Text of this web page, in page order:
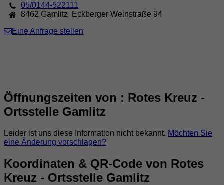
05/0144-522111
8462 Gamlitz, Eckberger Weinstraße 94
Eine Anfrage stellen
Öffnungszeiten von : Rotes Kreuz -
Ortsstelle Gamlitz
Leider ist uns diese Information nicht bekannt. Möchten Sie
eine Änderung vorschlagen?
Koordinaten & QR-Code von Rotes
Kreuz - Ortsstelle Gamlitz